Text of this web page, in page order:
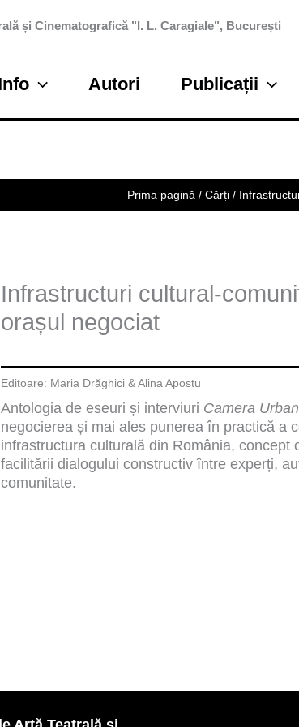
și Cinematografică "I. L. Caragiale", București
Autori Publicații
Prima pagină /Cărți /
Infrastructuri cultural-
orașul negociat
Editoare: Maria Drăghici & Alina Apostu
Antologia de eseuri și interviuri Camera
negocierea și mai ales punerea în practică a
infrastructura culturală din România,
facilitării dialogului constructiv între experți,
comunitate.